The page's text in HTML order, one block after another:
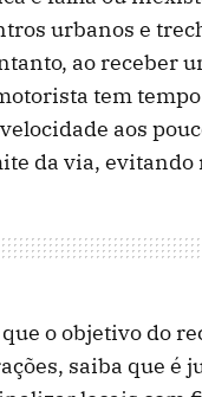
urbanos e
ao receber
tem
aos
da via, evitando
que o objetivo do
saiba que é